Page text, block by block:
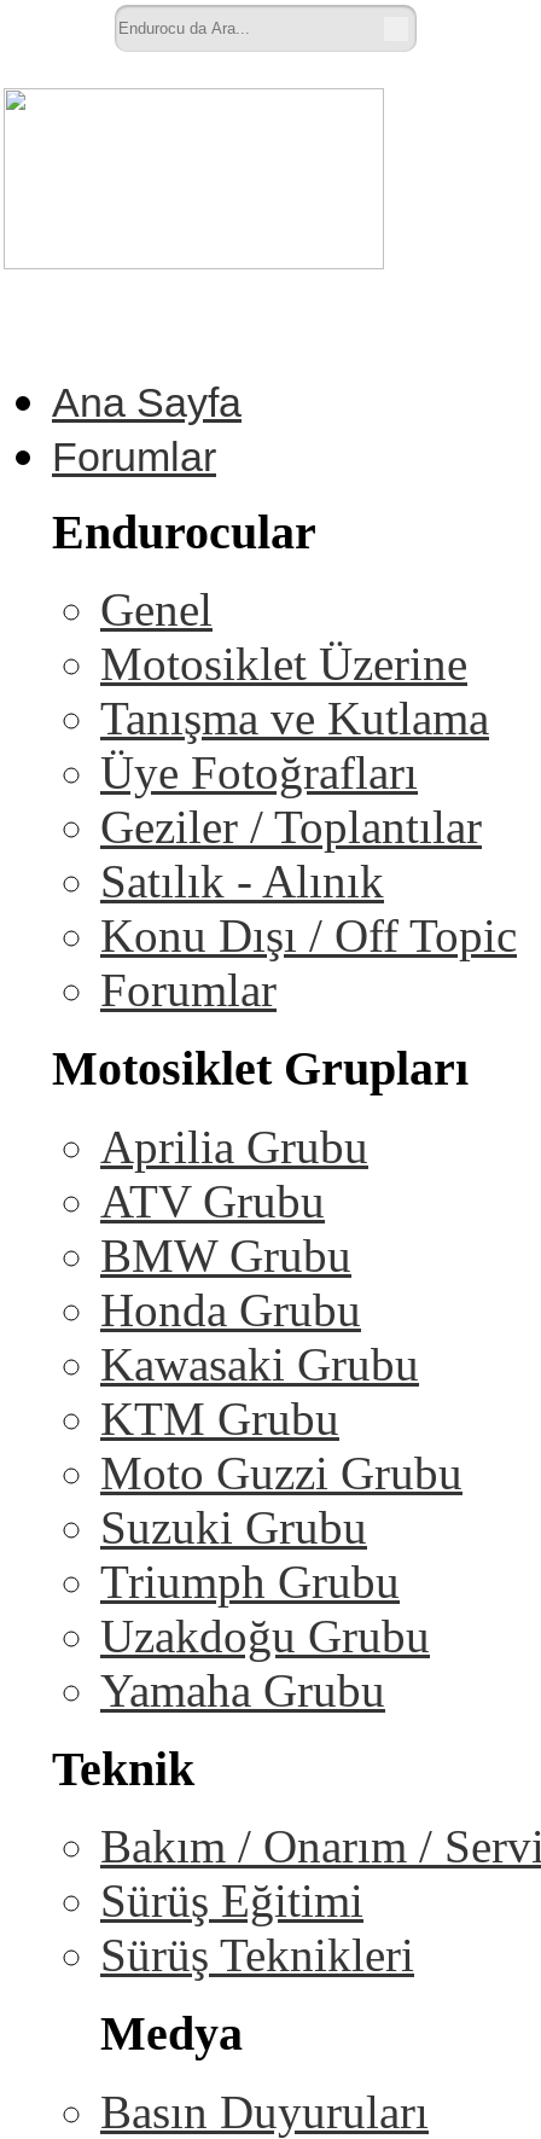
Ana Sayfa
Forumlar
Endurocular
Genel
Motosiklet Üzerine
Tanışma ve Kutlama
Üye Fotoğrafları
Geziler / Toplantılar
Satılık - Alınık
Konu Dışı / Off Topic
Forumlar
Motosiklet Grupları
Aprilia Grubu
ATV Grubu
BMW Grubu
Honda Grubu
Kawasaki Grubu
KTM Grubu
Moto Guzzi Grubu
Suzuki Grubu
Triumph Grubu
Uzakdoğu Grubu
Yamaha Grubu
Teknik
Bakım / Onarım /
Sürüş Eğitimi
Sürüş Teknikleri
Medya
Basın Duyuruları